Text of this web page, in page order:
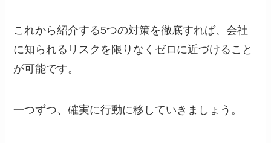
これから紹介する5つの対策を徹底すれば、会社
に知られるリスクを限りなくゼロに近づけること
が可能です。
一つずつ、確実に行動に移していきましょう。